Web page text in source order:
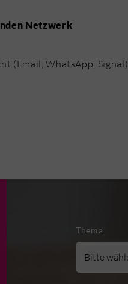
Netzwerk
(Email, WhatsApp, Signal)
Thema